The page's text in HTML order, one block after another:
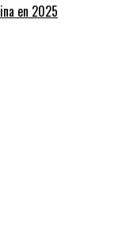
en 2025